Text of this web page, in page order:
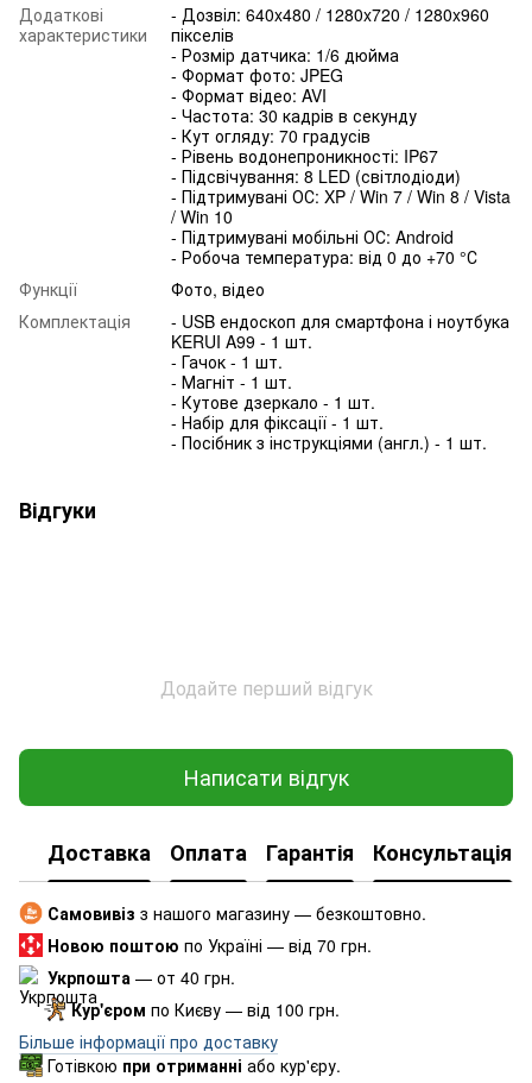
Додаткові
характеристики
- Дозвіл: 640x480 / 1280x720 / 1280x960
пікселів
- Розмір датчика: 1/6 дюйма
- Формат фото: JPEG
- Формат відео: AVI
- Частота: 30 кадрів в секунду
- Кут огляду: 70 градусів
- Рівень водонепроникності: IP67
- Підсвічування: 8 LED (світлодіоди)
- Підтримувані ОС: XP / Win 7 / Win 8 / Vista
/ Win 10
- Підтримувані мобільні ОС: Android
- Робоча температура: від 0 до +70 °С
Функції
Фото, відео
Комплектація
- USB ендоскоп для смартфона і ноутбука
KERUI A99 - 1 шт.
- Гачок - 1 шт.
- Магніт - 1 шт.
- Кутове дзеркало - 1 шт.
- Набір для фіксації - 1 шт.
- Посібник з інструкціями (англ.) - 1 шт.
Відгуки
Додайте перший відгук
Написати відгук
Доставка Оплата Гарантія Консультація
Самовивіз з нашого магазину — безкоштовно.
Новою поштою по Україні — від 70 грн.
Укрпошта — от 40 грн.
Кур'єром по Києву — від 100 грн.
Більше інформації про доставку
Готівкою при отриманні або кур'єру.